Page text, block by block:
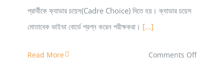
প্রার্থীকে ক্যাডার চয়েস(Cadre Choice) দিতে হয়। ক্যাডার চয়েস
মোতাবেক ভাইভা বোর্ডে প্রশ্ন করেন পরীক্ষকরা। [...]
Read More Comments Offon